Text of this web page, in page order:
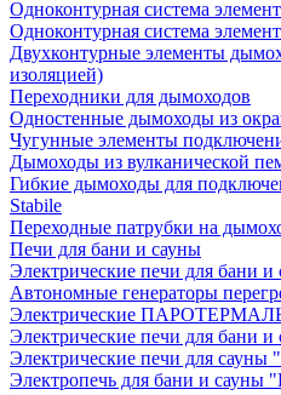
Одноконтурная система
Одноконтурная система
Двухконтурные элементы
изоляцией)
Переходники для дымоходов
Одностенные дымоходы из
Чугунные элементы
Дымоходы из вулканической
Гибкие дымоходы для
Stabile
Переходные патрубки на
Печи для бани и сауны
Электрические печи для бани и
Автономные генераторы
Электрические
Электрические печи для бани
Электрические печи для сауны
Электропечь для бани и сауны